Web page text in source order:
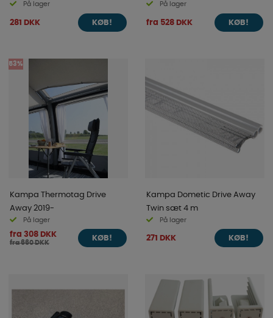
På lager
281 DKK KØB!
På lager
fra 528 DKK KØB!
53%
Kampa Thermotag Drive
Away 2019-
På lager
fra 308 DKK
fra 660 DKK
KØB!
Kampa Dometic Drive Away
Twin sæt 4 m
På lager
271 DKK KØB!